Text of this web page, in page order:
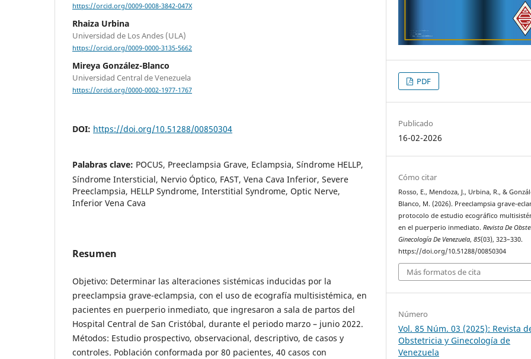
https://orcid.org/0009-0008-3842-047X
Rhaiza Urbina
Universidad de Los Andes (ULA)
https://orcid.org/0009-0000-3135-5662
Mireya González-Blanco
Universidad Central de Venezuela
https://orcid.org/0000-0002-1977-1767
DOI: https://doi.org/10.51288/00850304
Palabras clave: POCUS, Preeclampsia Grave, Eclampsia, Síndrome HELLP,
Síndrome Intersticial, Nervio Óptico, FAST, Vena Cava Inferior, Severe
Preeclampsia, HELLP Syndrome, Interstitial Syndrome, Optic Nerve,
Inferior Vena Cava
Resumen
Objetivo: Determinar las alteraciones sistémicas inducidas por la
preeclampsia grave-eclampsia, con el uso de ecografía multisistémica, en
pacientes en puerperio inmediato, que ingresaron a sala de partos del
Hospital Central de San Cristóbal, durante el periodo marzo – junio 2022.
Métodos: Estudio prospectivo, observacional, descriptivo, de casos y
controles. Población conformada por 80 pacientes, 40 casos con
PDF
Publicado
16-02-2026
Cómo citar
Rosso, E., Mendoza, J., Urbina, R., &
Blanco, M. (2026). Preeclampsia grave-
protocolo de estudio ecográfico
en el puerperio inmediato.Revista De
Ginecología De Venezuela,85(03), 323–330.
https://doi.org/10.51288/00850304
Más formatos de cita
Número
Vol. 85 Núm. 03 (2025): Revista
Obstetricia y Ginecología de
Venezuela